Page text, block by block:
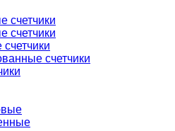
счетчики
счетчики
счетчики